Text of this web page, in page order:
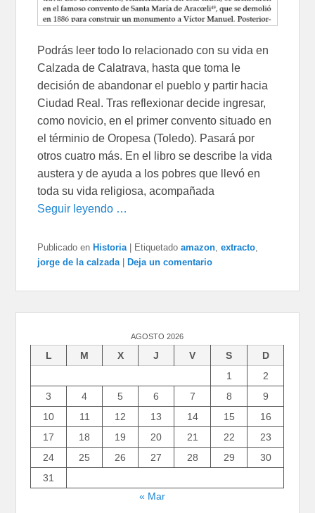
Podrás leer todo lo relacionado con su vida en
Calzada de Calatrava, hasta que toma le
decisión de abandonar el pueblo y partir hacia
Ciudad Real. Tras reflexionar decide ingresar,
como novicio, en el primer convento situado en
el términio de Oropesa (Toledo). Pasará por
otros cuatro más. En el libro se describe la vida
austera y de ayuda a los pobres que llevó en
toda su vida religiosa, acompañada
Seguir leyendo …
Publicado en Historia Etiquetado amazon ,extracto
jorge de la calzada
Deja un comentario
AGOSTO 2026
L M X J V S
D
1
2
3
4 5 6 7 8
9
10
11 12 13 14 15
16
17
18 19 20 21 22
23
24
25 26 27 28 29
30
31
« Mar